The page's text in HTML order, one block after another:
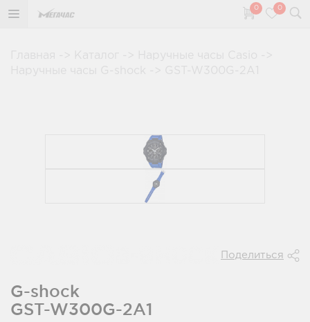
0 0
Поделиться
G-shock
GST-W300G-2A1